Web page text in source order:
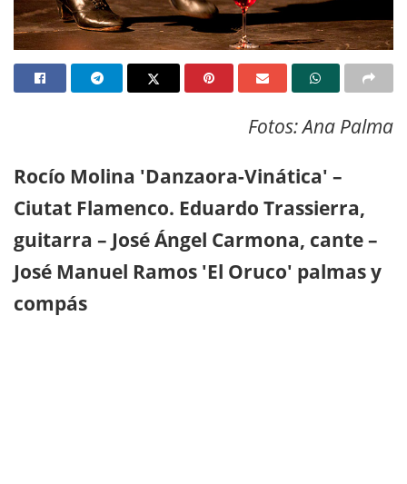
Fotos: Ana Palma
Rocío Molina 'Danzaora-Vinática' –
Ciutat Flamenco. Eduardo Trassierra,
guitarra – José Ángel Carmona, cante –
José Manuel Ramos 'El Oruco' palmas y
compás